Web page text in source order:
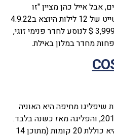
אבל אייל כהן מציין "זו
התמורה הטובה ביותר לכסף". בשייט של 12 לילות היוצא ב4.9.22
מחיפה לוונציה, המחירים החל מ3,999 $ לנוסע לחדר פנימי זוגי,
מחדר במלון באילת.
שיפליגו מחיפה היא האוניה
שהושקה במרץ 2019, והפליגה מאז כשנה בלבד.
האנייה במשקל 134 אלף טון, והיא כוללת 20 קומות (מתוכן 14